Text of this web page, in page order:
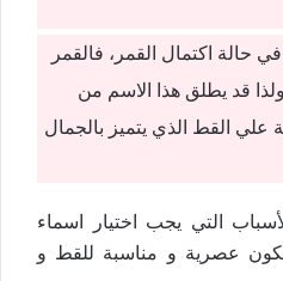
حالة اكتمال القمر، فالقمر
قد يطلق هذا الاسم من
علي القط الذي يتميز بالجمال
التي يجب اختيار اسماء
عصرية و مناسبة للقط و